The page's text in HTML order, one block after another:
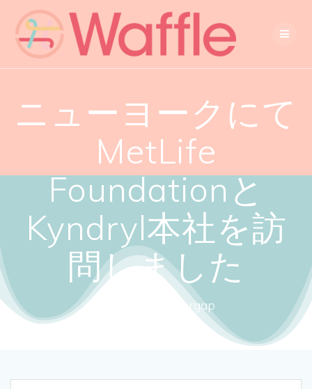
ニューヨークにて
MetLife
Foundationと
Kyndryl本社を訪
問しました
Close the gendergap